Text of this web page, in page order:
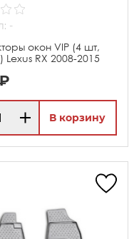
-
окон VIP (4 шт,
Lexus RX 2008-2015
В корзину